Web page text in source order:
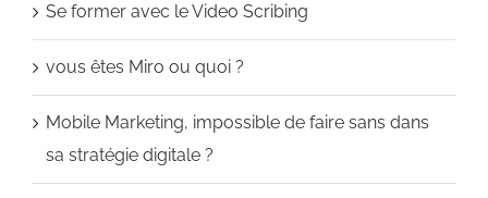
Se former avec le Video Scribing
vous êtes Miro ou quoi ?
Mobile Marketing, impossible de faire sans dans
sa stratégie digitale ?